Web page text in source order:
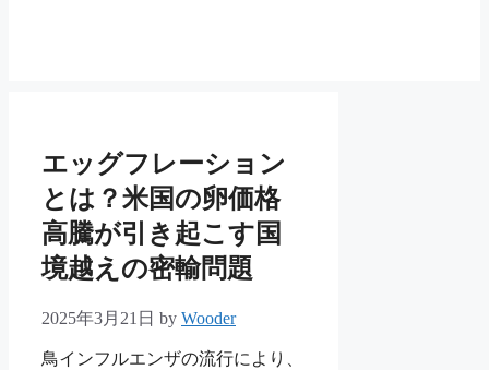
エッグフレーション
とは？米国の卵価格
高騰が引き起こす国
境越えの密輸問題
2025年3月21日 by Wooder
鳥インフルエンザの流行により、